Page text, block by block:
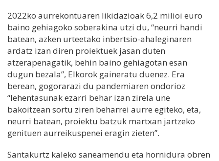
2022ko aurrekontuaren likidazioak 6,2 milioi euro
baino gehiagoko soberakina utzi du, “neurri handi
batean, azken urteetako inbertsio-ahaleginaren
ardatz izan diren proiektuek jasan duten
atzerapenagatik, behin baino gehiagotan esan
dugun bezala”, Elkorok gaineratu duenez. Era
berean, gogorarazi du pandemiaren ondorioz
“lehentasunak ezarri behar izan zirela une
bakoitzean sortu ziren beharrei aurre egiteko, eta,
neurri batean, proiektu batzuk martxan jartzeko
genituen aurreikuspenei eragin zieten”.
Santakurtz kaleko saneamendu eta hornidura obren